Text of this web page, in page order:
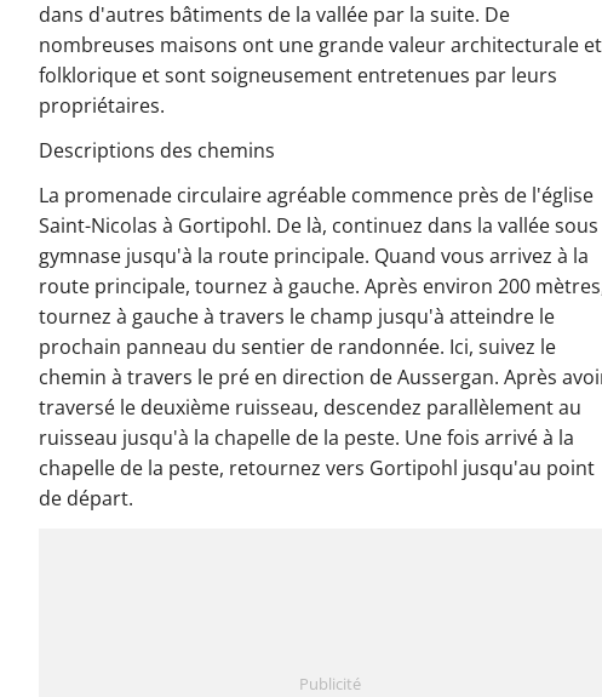
dans d'autres bâtiments de la vallée par la suite. De
nombreuses maisons ont une grande valeur architecturale et
folklorique et sont soigneusement entretenues par leurs
propriétaires.
Descriptions des chemins
La promenade circulaire agréable commence près de l'église
Saint-Nicolas à Gortipohl. De là, continuez dans la vallée
gymnase jusqu'à la route principale. Quand vous arrivez à la
route principale, tournez à gauche. Après environ 200
tournez à gauche à travers le champ jusqu'à atteindre le
prochain panneau du sentier de randonnée. Ici, suivez le
chemin à travers le pré en direction de Aussergan. Après
traversé le deuxième ruisseau, descendez parallèlement au
ruisseau jusqu'à la chapelle de la peste. Une fois arrivé à la
chapelle de la peste, retournez vers Gortipohl jusqu'au point
de départ.
Publicité